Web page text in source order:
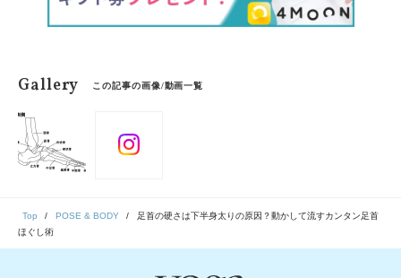
Gallery この記事の画像/動画一覧
Top POSE & BODY
足首の硬さは下半身太りの原因？動かして流すカンタン足首
ほぐし術